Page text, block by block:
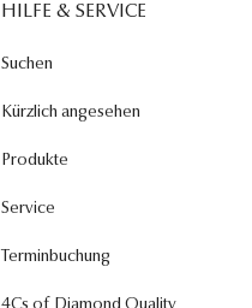
HILFE & SERVICE
Suchen
Kürzlich angesehen
Produkte
Service
Terminbuchung